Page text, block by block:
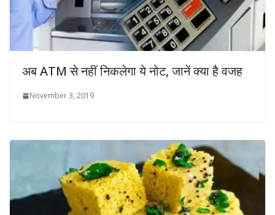
अब ATM से नहीं निकलेगा ये नोट, जानें क्या है वजह
November 3, 2019